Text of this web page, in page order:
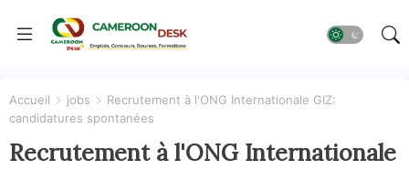
Accueil jobs
Recrutement à l'ONG Internationale GIZ:
candidatures spontanées
Recrutement à l'ONG Internationale